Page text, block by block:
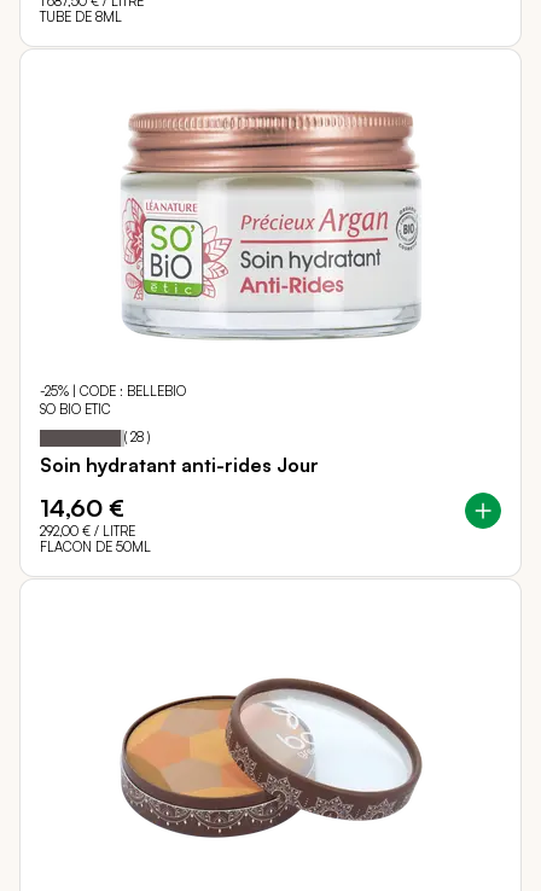
TUBE DE 8ML
-25% | CODE : BELLEBIO
SO BIO ETIC
Notation: 96
% of
( 28 )
Soin hydratant anti-rides Jour
14,60 €
292,00 € / LITRE
FLACON DE 50ML